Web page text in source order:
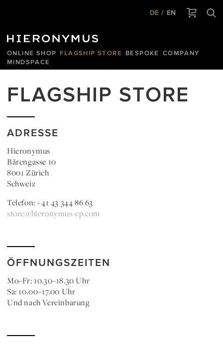
DE EN
ONLINE SHOP FLAGSHIP STORE BESPOKE
COMPANY
MINDSPACE
FLAGSHIP STORE
ADRESSE
Hieronymus
Bärengasse 10
8001 Zürich
Schweiz
Telefon: +41 43 344 86 63
store@hieronymus-cp.com
ÖFFNUNGSZEITEN
Mo–Fr: 10.30–18.30 Uhr
Sa: 10.00–17.00 Uhr
Und nach Vereinbarung